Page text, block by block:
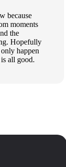
because
moments
the
Hopefully
happen
all good.